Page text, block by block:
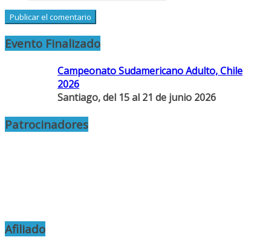
Evento Finalizado
Campeonato Sudamericano Adulto, Chile
2026
Santiago, del 15 al 21 de junio 2026
Patrocinadores
Afiliado